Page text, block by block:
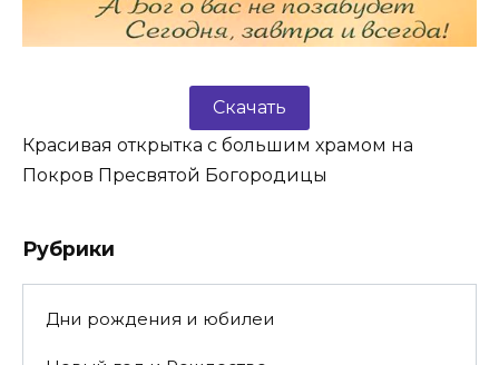
Скачать
Красивая открытка с большим храмом на
Покров Пресвятой Богородицы
Рубрики
Дни рождения и юбилеи